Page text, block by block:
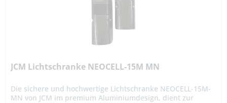
JCM Lichtschranke NEOCELL-15M MN
Die sichere und hochwertige Lichtschranke NEOCELL-15M-
MN von JCM im premium Aluminiumdesign, dient zur